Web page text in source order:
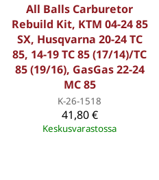
All Balls Carburetor
Rebuild Kit, KTM 04-24 85
SX, Husqvarna 20-24 TC
85, 14-19 TC 85 (17/14)/TC
85 (19/16), GasGas 22-24
MC 85
K-26-1518
41,80 €
Keskusvarastossa